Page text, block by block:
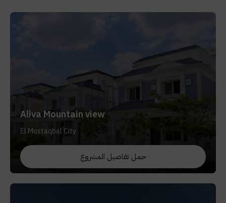
Aliva Mountain view
El Mostaqbal City
حمل تفاصيل المشروع